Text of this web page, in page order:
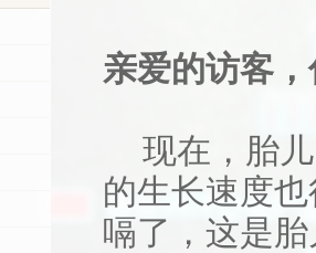
亲爱的访客
现在，胎儿
的生长速度
嗝了，这是